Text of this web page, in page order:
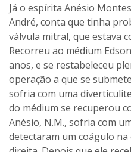
Já o espírita Anésio
André, conta que tinha
válvula mitral, que estava
Recorreu ao médium
anos, e se restabeleceu
operação a que se
sofria com uma
do médium se recuperou
Anésio, N.M., sofria com
detectaram um coágulo